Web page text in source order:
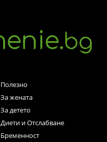
Полезно
За жената
За детето
Диети и Отслабване
Бременност